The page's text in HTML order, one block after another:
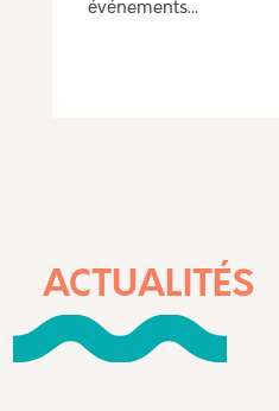
des soirées
ACTUALITÉS